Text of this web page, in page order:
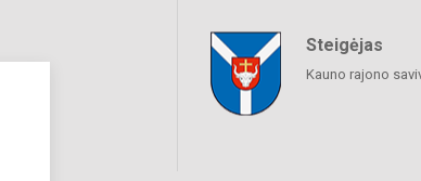
Steigėjas
Kauno rajono